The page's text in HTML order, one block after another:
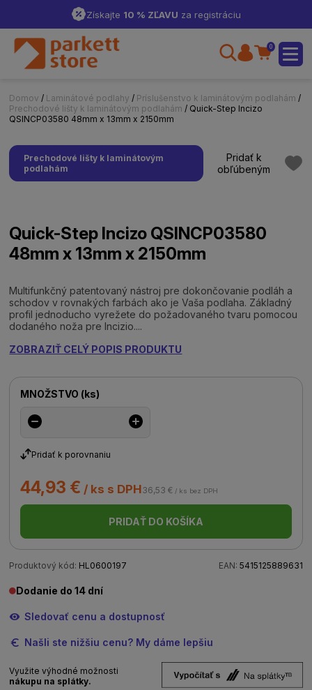
Získajte 10 % ZĽAVU za registráciu
0
Domov / Laminátové podlahy / Príslušenstvo k laminátovým podlahám /
Prechodové lišty k laminátovým podlahám / Quick-Step Incizo
QSINCP03580 48mm x 13mm x 2150mm
Prechodové lišty k laminátovým
podlahám
Pridať k
obľúbeným
Quick-Step Incizo QSINCP03580
48mm x 13mm x 2150mm
Multifunkčný patentovaný nástroj pre dokončovanie podláh a
schodov v rovnakých farbách ako je Vaša podlaha. Základný
profil jednoducho vyrežete do požadovaného tvaru pomocou
dodaného noža pre Incizio....
ZOBRAZIŤ CELÝ POPIS PRODUKTU
MNOŽSTVO (ks)
Pridať k porovnaniu
44,93 € / ks s DPH36,53 € / ks bez DPH
PRIDAŤ DO KOŠÍKA
Produktový kód: HL0600197 EAN: 5415125889631
Dodanie do 14 dní
Sledovať cenu a dostupnosť
Našli ste nižšiu cenu? My dáme lepšiu
Využite výhodné možnosti
nákupu na splátky.